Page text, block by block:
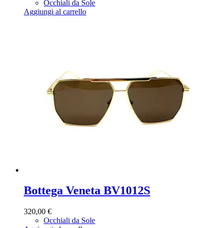
Occhiali da Sole
Aggiungi al carrello
Bottega Veneta BV1012S
320,00 €
Occhiali da Sole